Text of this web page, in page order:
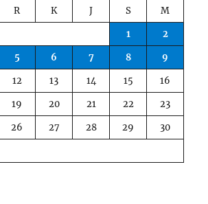
R K J S
M
1
2
5 6 7 8
9
12 13 14 15
16
19 20 21 22
23
26 27 28 29
30